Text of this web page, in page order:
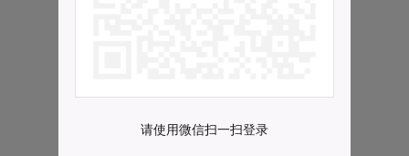
请使用微信扫一扫登录